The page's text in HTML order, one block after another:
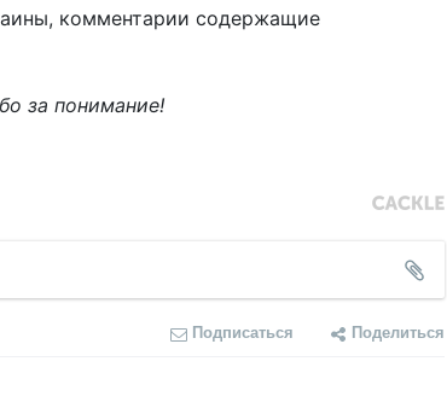
комментарии содержащие
за понимание!
Подписаться Поделиться